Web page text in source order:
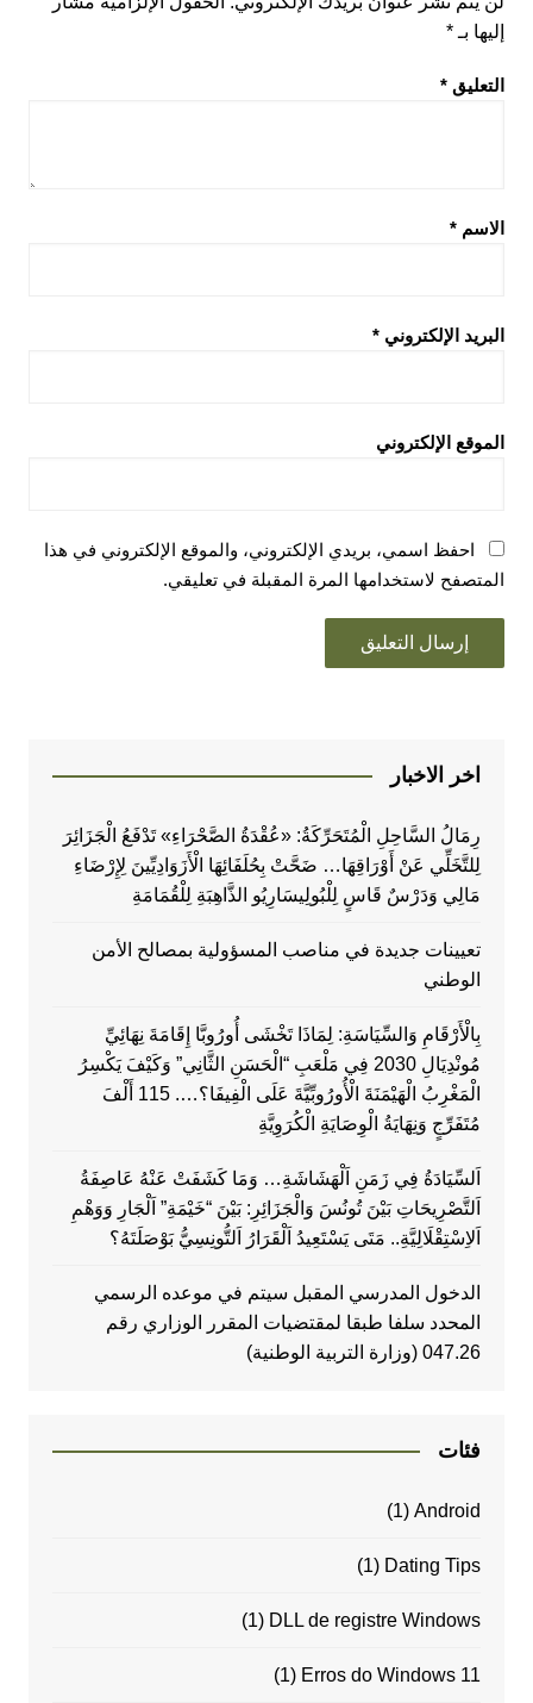
إليها بـ *
التعليق *
الاسم *
البريد الإلكتروني *
الموقع الإلكتروني
احفظ اسمي، بريدي الإلكتروني، والموقع الإلكتروني في هذا
المتصفح لاستخدامها المرة المقبلة في تعليقي.
اخر الاخبار
رِمَالُ السَّاحِلِ الْمُتَحَرِّكَةُ: «عُقْدَةُ الصَّحْرَاءِ» تَدْفَعُ الْجَزَائِرَ
لِلتَّخَلِّي عَنْ أَوْرَاقِهَا… ضَحَّتْ بِحُلَفَائِهَا الْأَزَوَادِيِّينَ لِإِرْضَاءِ
مَالِي وَدَرْسٌ قَاسٍ لِلْبُولِيسَارِيُو الذَّاهِبَةِ لِلْقُمَامَةِ
تعيينات جديدة في مناصب المسؤولية بمصالح الأمن
الوطني
بِالْأَرْقَامِ وَالسِّيَاسَةِ: لِمَاذَا تَخْشَى أُورُوبَّا إِقَامَةَ نِهَائِيِّ
مُونْدِيَالِ 2030 فِي مَلْعَبِ “الْحَسَنِ الثَّانِي” وَكَيْفَ يَكْسِرُ
الْمَغْرِبُ الْهَيْمَنَةَ الْأُورُوبِّيَّةَ عَلَى الْفِيفَا؟…. 115 أَلْفَ
مُتَفَرِّجٍ وَنِهَايَةُ الْوِصَايَةِ الْكُرَوِيَّةِ
اَلسِّيَادَةُ فِي زَمَنِ اَلْهَشَاشَةِ… وَمَا كَشَفَتْ عَنْهُ عَاصِفَةُ
اَلتَّصْرِيحَاتِ بَيْنَ تُونُسَ وَالْجَزَائِرِ: بَيْنَ “خَيْمَةِ” اَلْجَارِ وَوَهْمِ
اَلاِسْتِقْلَالِيَّةِ.. مَتَى يَسْتَعِيدُ اَلْقَرَارُ اَلتُّونِسِيُّ بَوْصَلَتَهُ؟
الدخول المدرسي المقبل سیتم في موعده الرسمي
المحدد سلفا طبقا لمقتضیات المقرر الوزاري رقم
047.26 (وزارة التربية الوطنية)
فئات
Android
(1)
Dating Tips
(1)
DLL de registre Windows
(1)
Erros do Windows 11
(1)